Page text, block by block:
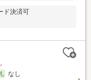
ド決済可
なし